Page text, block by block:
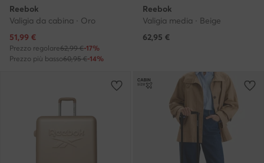
Reebok
Valigia da cabina · Oro
Prezzo attuale
51,99 €
Prezzo regolare62,99 €-17%
Prezzo più basso60,95 €-14%
Reebok
Valigia media · Beige
62,95 €